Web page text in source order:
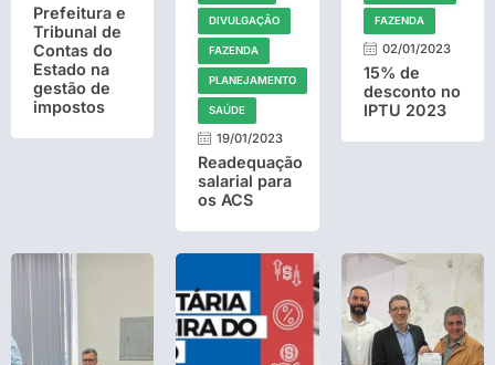
Prefeitura e
Tribunal de
Contas do
Estado na
gestão de
impostos
DIVULGAÇÃO
FAZENDA
PLANEJAMENTO
SAÚDE
19/01/2023
Readequação
salarial para
os ACS
FAZENDA
02/01/2023
15% de
desconto no
IPTU 2023